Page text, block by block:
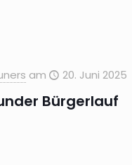
am 20. Juni 2025
Bürgerlauf